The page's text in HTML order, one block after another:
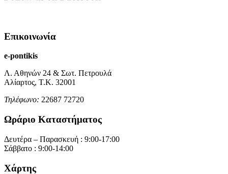
Επικοινωνία
e-pontikis
Λ. Αθηνών 24 & Σωτ. Πετρουλά
Αλίαρτος, Τ.Κ. 32001
Τηλέφωνο: 22687 72720
Ωράριο Καταστήματος
Δευτέρα – Παρασκευή : 9:00-17:00
Σάββατο : 9:00-14:00
Χάρτης